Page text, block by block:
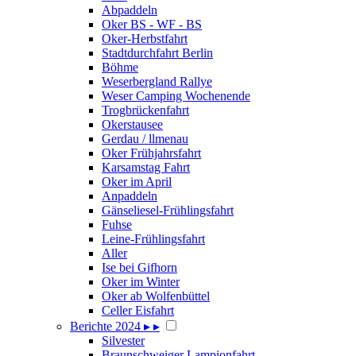
Abpaddeln
Oker BS - WF - BS
Oker-Herbstfahrt
Stadtdurchfahrt Berlin
Böhme
Weserbergland Rallye
Weser Camping Wochenende
Trogbrückenfahrt
Okerstausee
Gerdau / llmenau
Oker Frühjahrsfahrt
Karsamstag Fahrt
Oker im April
Anpaddeln
Gänseliesel-Frühlingsfahrt
Fuhse
Leine-Frühlingsfahrt
Aller
Ise bei Gifhorn
Oker im Winter
Oker ab Wolfenbüttel
Celler Eisfahrt
Berichte 2024 ▸ ▸
Silvester